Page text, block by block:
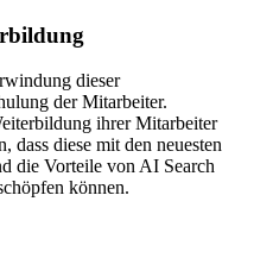
dieser
der Mitarbeiter.
ihrer Mitarbeiter
dass diese mit den neuesten
die Vorteile von AI Search
können.